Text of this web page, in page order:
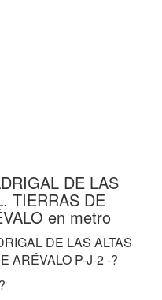
DE LAS
TIERRAS DE
en metro
DE LAS ALTAS
ARÉVALO P-J-2 -?